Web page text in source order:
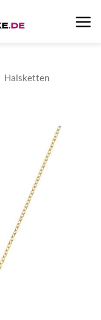
Halsketten